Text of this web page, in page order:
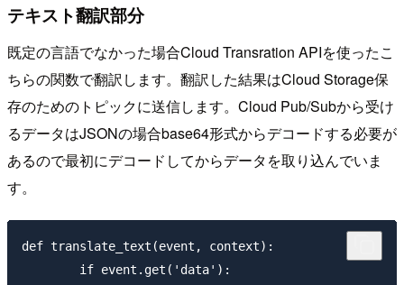
テキスト翻訳部分
既定の言語でなかった場合Cloud Transration APIを使ったこ
ちらの関数で翻訳します。翻訳した結果はCloud Storage保
存のためのトピックに送信します。Cloud Pub/Subから受け
るデータはJSONの場合base64形式からデコードする必要が
あるので最初にデコードしてからデータを取り込んでいま
す。
def translate_text(event, context):
        if event.get('data'):